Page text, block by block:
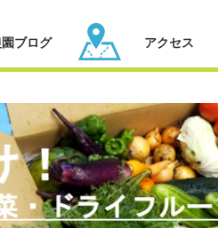
園ブログ アクセス